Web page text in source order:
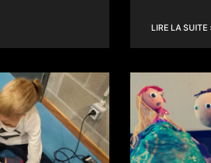
LIRE LA SUITE